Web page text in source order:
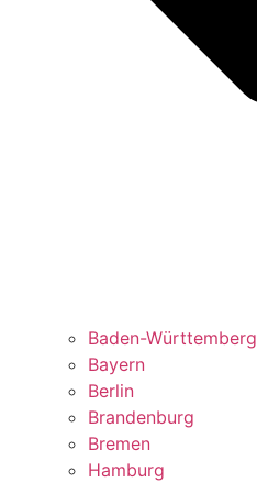
Baden-Württemberg
Bayern
Berlin
Brandenburg
Bremen
Hamburg